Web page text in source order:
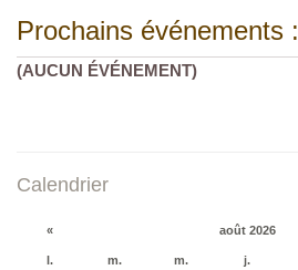
Prochains événements :
(AUCUN ÉVÉNEMENT)
Calendrier
« août 2026
l. m. m. j.